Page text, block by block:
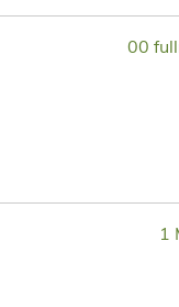
00
1